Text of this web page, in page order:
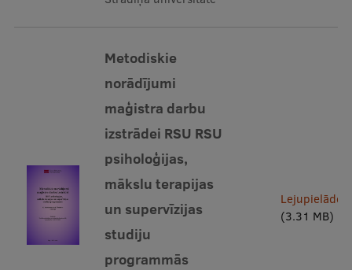
International Cooperation
Mobility programmes
International projects
International partners
EURAXESS RSU contact point
Metodiskie
norādījumi
maģistra darbu
izstrādei RSU RSU
psiholoģijas,
mākslu terapijas
un supervīzijas
studiju
programmās
Lejupielādēt
(3.31 MB)